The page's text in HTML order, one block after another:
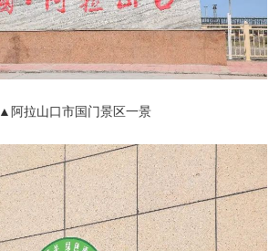
▲阿拉山口市国门景区一景